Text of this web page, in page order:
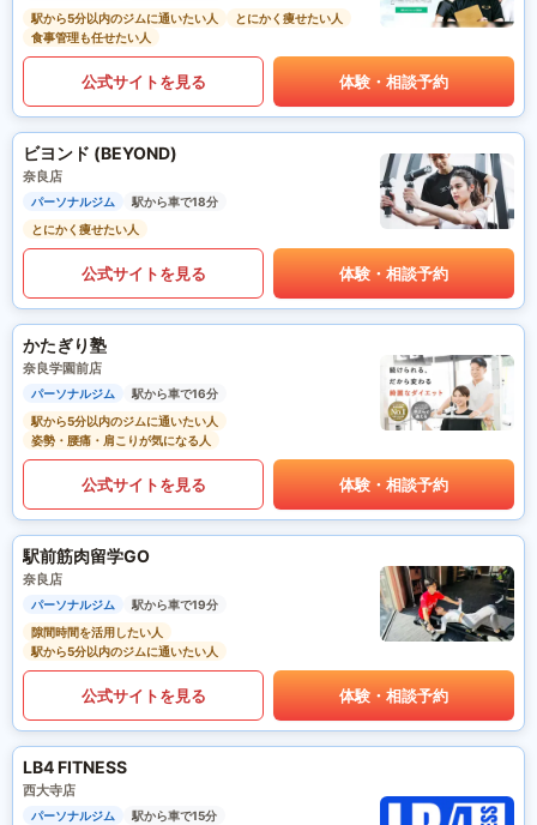
駅から5分以内のジムに通いたい人
とにかく痩せたい人
食事管理も任せたい人
公式サイトを見る 体験・相談予約
ビヨンド (BEYOND)
奈良店
パーソナルジム
駅から車で18分
とにかく痩せたい人
公式サイトを見る 体験・相談予約
かたぎり塾
奈良学園前店
パーソナルジム
駅から車で16分
駅から5分以内のジムに通いたい人
姿勢・腰痛・肩こりが気になる人
公式サイトを見る 体験・相談予約
駅前筋肉留学GO
奈良店
パーソナルジム
駅から車で19分
隙間時間を活用したい人
駅から5分以内のジムに通いたい人
公式サイトを見る 体験・相談予約
LB4 FITNESS
西大寺店
パーソナルジム
駅から車で15分